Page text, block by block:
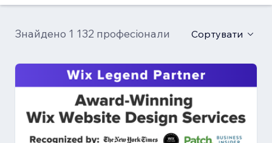
Знайдено 1 132 професіонали Сортувати